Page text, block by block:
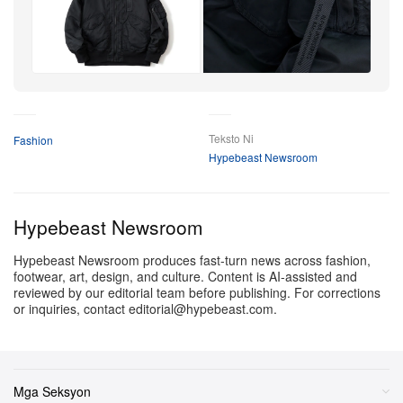
Mountaineering sa magkabilang dibdib.
Ang White Mountaineering x Alpha Industries flight
jacket na ito, na may presyong ¥88,000 JPY (humigit-
opisyal na online store, at sa mga retailer sa buong
Fashion
Teksto Ni
Hypebeast Newsroom
Hypebeast Newsroom
Hypebeast Newsroom produces fast-turn news across fashion,
footwear, art, design, and culture. Content is AI-assisted and
reviewed by our editorial team before publishing. For corrections
or inquiries, contact editorial@hypebeast.com.
Mga Seksyon